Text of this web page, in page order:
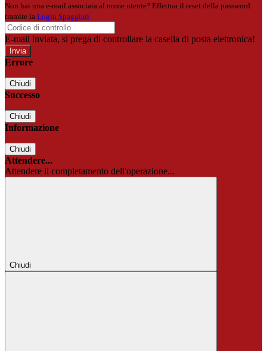
Non hai una e-mail associata al nome utente? Effettua il reset della password
tramite la Login Spaggiari
E-mail inviata, si prega di controllare la casella di posta elettronica!
Errore
Chiudi
Successo
Chiudi
Informazione
Chiudi
Attendere...
Attendere il completamento dell'operazione...
Chiudi